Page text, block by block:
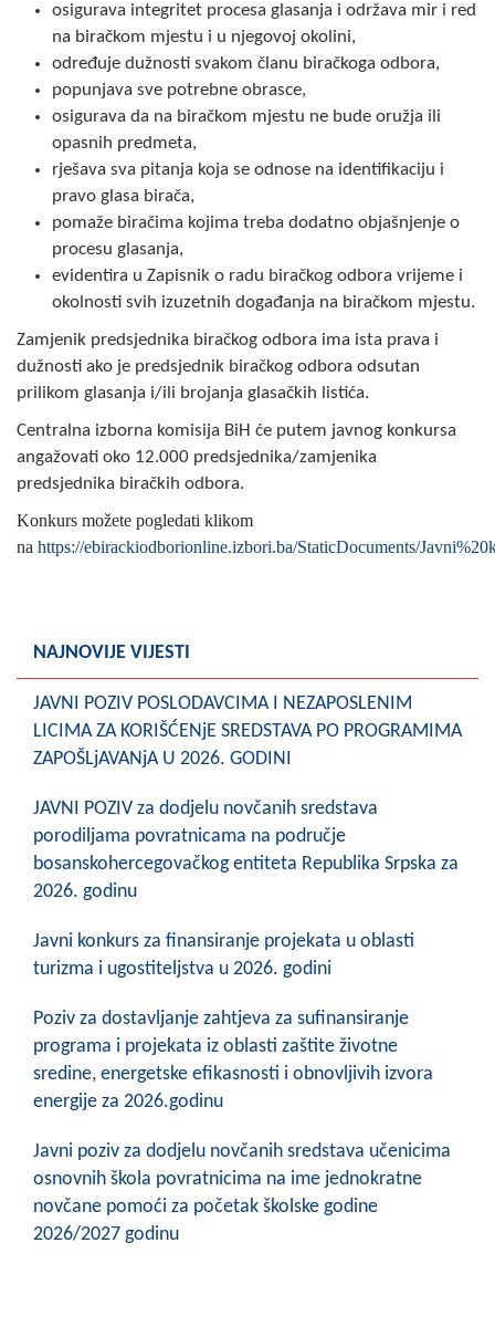
PRIVREDA
Poljoprivreda
Turizam
Sport
CIVILNA ZAŠTITA
osigurava integritet procesa glasanja i održava mir i red
na biračkom mjestu i u njegovoj okolini,
određuje dužnosti svakom članu biračkoga odbora,
popunjava sve potrebne obrasce,
osigurava da na biračkom mjestu ne bude oružja ili
opasnih predmeta,
rješava sva pitanja koja se odnose na identifikaciju i
pravo glasa birača,
pomaže biračima kojima treba dodatno objašnjenje o
procesu glasanja,
evidentira u Zapisnik o radu biračkog odbora vrijeme i
okolnosti svih izuzetnih događanja na biračkom mjestu.
Zamjenik predsjednika biračkog odbora ima ista prava i
dužnosti ako je predsjednik biračkog odbora odsutan
prilikom glasanja i/ili brojanja glasačkih listića.
Centralna izborna komisija BiH će putem javnog konkursa
angažovati oko 12.000 predsjednika/zamjenika
predsjednika biračkih odbora.
Konkurs možete pogledati klikom
na https://ebirackiodborionline.izbori.ba/StaticDocuments/
NAJNOVIJE VIJESTI
JAVNI POZIV POSLODAVCIMA I NEZAPOSLENIM
LICIMA ZA KORIŠĆENjE SREDSTAVA PO PROGRAMIMA
ZAPOŠLjAVANjA U 2026. GODINI
JAVNI POZIV za dodjelu novčanih sredstava
porodiljama povratnicama na područje
bosanskohercegovačkog entiteta Republika Srpska za
2026. godinu
Javni konkurs za finansiranje projekata u oblasti
turizma i ugostiteljstva u 2026. godini
Poziv za dostavljanje zahtjeva za sufinansiranje
programa i projekata iz oblasti zaštite životne
sredine, energetske efikasnosti i obnovljivih izvora
energije za 2026.godinu
Javni poziv za dodjelu novčanih sredstava učenicima
osnovnih škola povratnicima na ime jednokratne
novčane pomoći za početak školske godine
2026/2027 godinu